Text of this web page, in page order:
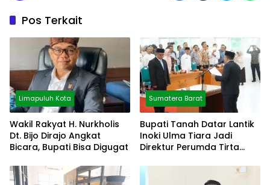
Pos Terkait
Limapuluh Kota
Wakil Rakyat H. Nurkholis
Dt. Bijo Dirajo Angkat
Bicara, Bupati Bisa Digugat
Sumatera Barat
Bupati Tanah Datar Lantik
Inoki Ulma Tiara Jadi
Direktur Perumda Tirta